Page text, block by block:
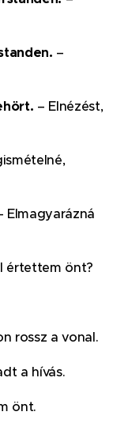
–
– Elnézést,
Elmagyarázná
értettem önt?
rossz a vonal.
a hívás.
önt.